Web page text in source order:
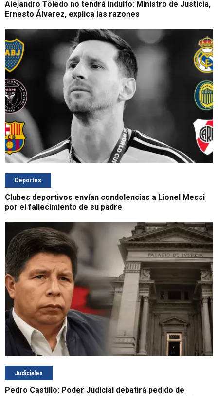
Alejandro Toledo no tendrá indulto: Ministro de Justicia,
Ernesto Álvarez, explica las razones
Deportes
Clubes deportivos envían condolencias a Lionel Messi
por el fallecimiento de su padre
Judiciales
Pedro Castillo: Poder Judicial debatirá pedido de